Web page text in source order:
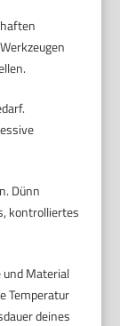
Dünn
kontrolliertes
und Material
Temperatur
deines